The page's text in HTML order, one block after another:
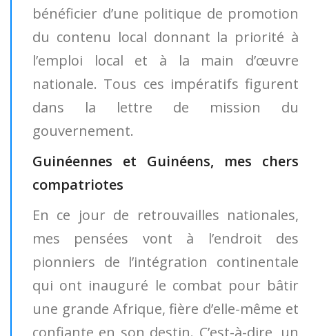
bénéficier d’une politique de promotion
du contenu local donnant la priorité à
l’emploi local et à la main d’œuvre
nationale. Tous ces impératifs figurent
dans la lettre de mission du
gouvernement.
Guinéennes et Guinéens, mes chers
compatriotes
En ce jour de retrouvailles nationales,
mes pensées vont à l’endroit des
pionniers de l’intégration continentale
qui ont inauguré le combat pour bâtir
une grande Afrique, fière d’elle-même et
confiante en son destin. C’est-à-dire, un